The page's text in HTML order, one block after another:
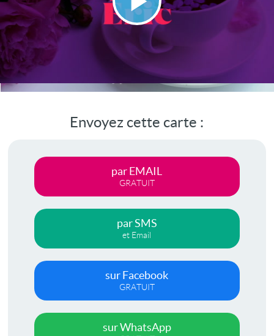
Lire
la
vidéo
Envoyez cette carte :
par EMAIL
GRATUIT
par SMS
et Email
sur Facebook
GRATUIT
sur WhatsApp